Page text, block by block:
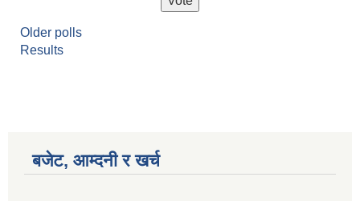
Older polls
Results
बजेट, आम्दनी र खर्च